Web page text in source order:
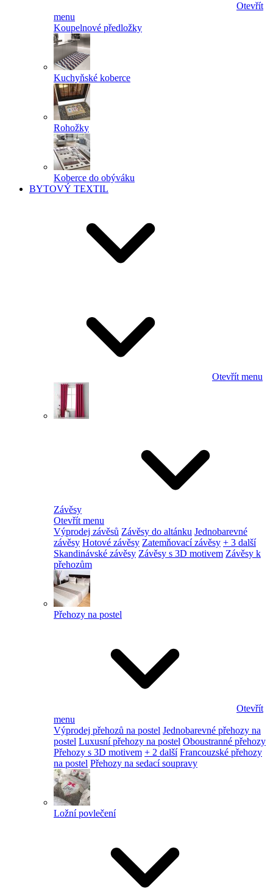
Otevřít
menu
Koupelnové předložky
Kuchyňské koberce
Rohožky
Koberce do obýváku
BYTOVÝ TEXTIL
Otevřít menu
Závěsy
Otevřít menu
Výprodej závěsů Závěsy do altánku Jednobarevné
závěsy Hotové závěsy Zatemňovací závěsy + 3 další
Skandinávské závěsy Závěsy s 3D motivem Závěsy k
přehozům
Přehozy na postel
Otevřít
menu
Výprodej přehozů na postel Jednobarevné přehozy na
postel Luxusní přehozy na postel Oboustranné přehozy
Přehozy s 3D motivem + 2 další Francouzské přehozy
na postel Přehozy na sedací soupravy
Ložní povlečení